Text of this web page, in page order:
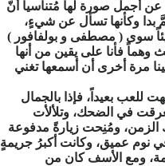
عن أجمل صورة لها مُتناسياً أنّ
بدا وكأنها تسأل عن شيءٍ،
سوى ( مصطفى و بولفافور )
وهماً فأنا على يقين من أنها
مرة أخرى أن أسمعها تغني
للعب بعيداً، فإذا بالجمال
في الضحك، وتلألأت
الزمن، ومُنِحت زيارةً مدفوعة
نوم عميق، وكانت أكبرُ جريمةٍ
ومع الأسف كان من